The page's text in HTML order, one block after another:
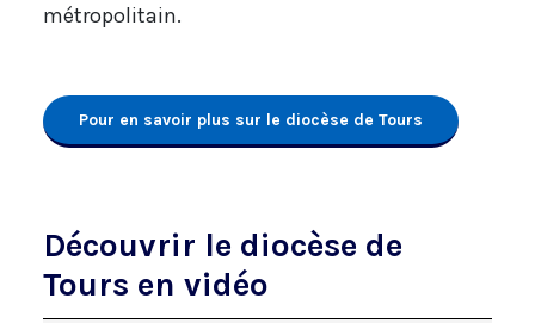
métropolitain.
Pour en savoir plus sur le diocèse de Tours
Découvrir le diocèse de
Tours en vidéo